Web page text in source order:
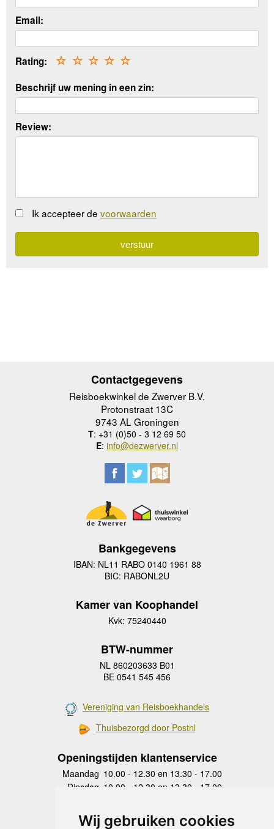
Wij gebruiken cookies
Email:
Rating: ☆
☆
☆
☆
☆
Beschrijf uw mening in een zin:
Review:
Ik accepteer de voorwaarden
Contactgegevens
Reisboekwinkel de Zwerver B.V.
Protonstraat 13C
9743 AL Groningen
T: +31 (0)50 - 3 12 69 50
E: info@dezwerver.nl
Bankgegevens
IBAN: NL11 RABO 0140 1961 88
BIC: RABONL2U
Kamer van Koophandel
Kvk: 75240440
BTW-nummer
NL 860203633 B01
BE 0541 545 456
Vereniging van Reisboekhandels
Thuisbezorgd door Postnl
Openingstijden klantenservice
Maandag 10.00 - 12.30 en 13.30 - 17.00
Dinsdag 10.00 - 12.30 en 13.30 - 17.00
Donderdag
10.00 - 12.30 en 13.30 - 17.00